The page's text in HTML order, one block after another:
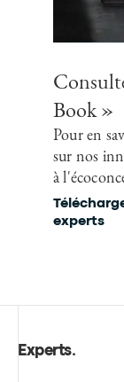
Book »
Pour en
sur nos
à
experts
Experts.